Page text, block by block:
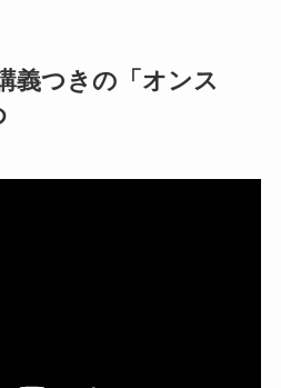
義つきの「オンス